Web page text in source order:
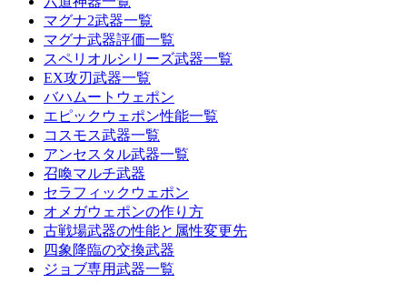
マグナ2武器一覧
マグナ武器評価一覧
スペリオルシリーズ武器一覧
EX攻刃武器一覧
バハムートウェポン
エピックウェポン性能一覧
コスモス武器一覧
アンセスタル武器一覧
召喚マルチ武器
セラフィックウェポン
オメガウェポンの作り方
古戦場武器の性能と属性変更先
四象降臨の交換武器
ジョブ専用武器一覧